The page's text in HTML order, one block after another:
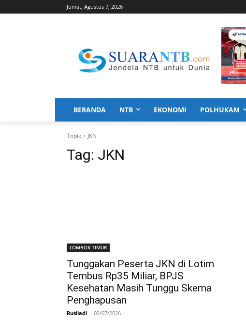
Jumat, Agustus 7, 2026
BERANDA NTB EKONOMI POLHUKAM
Topik JKN
Tag: JKN
LOMBOK TIMUR
Tunggakan Peserta JKN di Lotim
Tembus Rp35 Miliar, BPJS
Kesehatan Masih Tunggu Skema
Penghapusan
Rusliadi - 02/07/2026